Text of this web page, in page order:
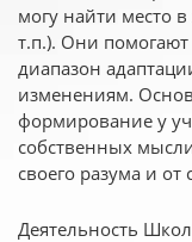
могу найти место
т.п.). Они
диапазон
изменениям.
формирование у
собственных
своего разума и
Деятельность